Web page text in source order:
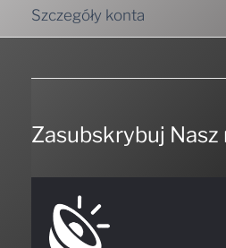
Szczegóły konta
Zasubskrybuj